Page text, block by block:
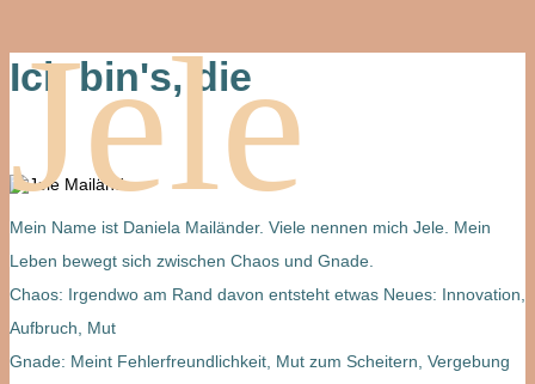
Ich bin's, die
Jele
Mein Name ist Daniela Mailänder. Viele nennen mich Jele. Mein
Leben bewegt sich zwischen Chaos und Gnade.
Chaos: Irgendwo am Rand davon entsteht etwas Neues: Innovation,
Aufbruch, Mut
Gnade: Meint Fehlerfreundlichkeit, Mut zum Scheitern, Vergebung